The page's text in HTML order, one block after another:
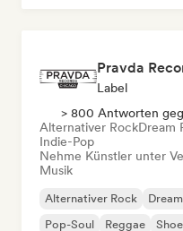
Pravda
Label
> 800 Antworten
Alternativer RockDream
Indie-Pop
Nehme Künstler unter
Musik
Alternativer Rock
Pop-Soul
Reggae